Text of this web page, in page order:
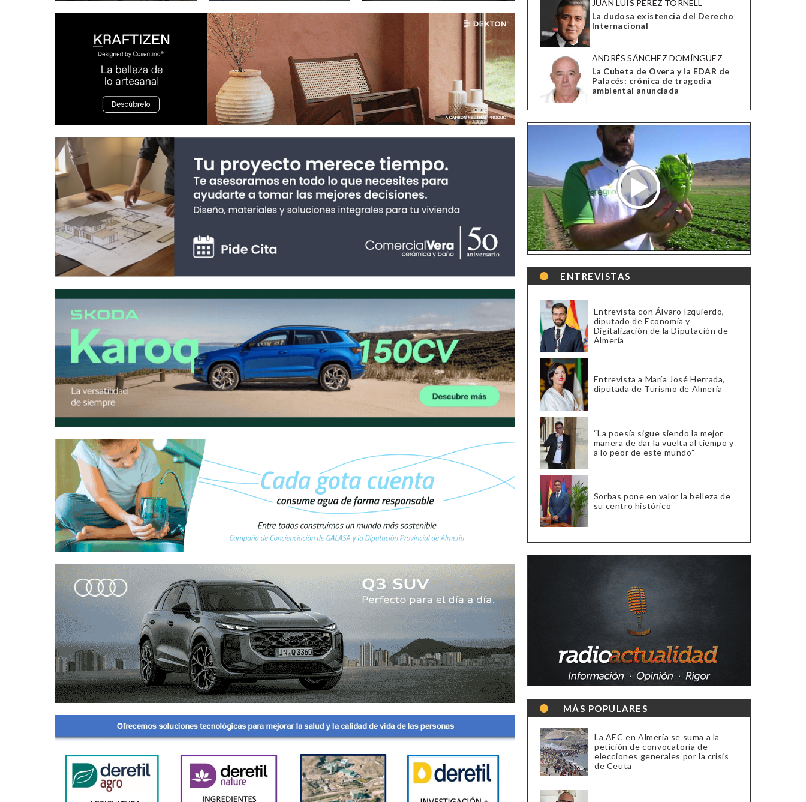
JUAN LUIS PÉREZ TORNELL
La dudosa existencia del Derecho
Internacional
ANDRÉS SÁNCHEZ DOMÍNGUEZ
La Cubeta de Overa y la EDAR de
Palacés: crónica de tragedia
ambiental anunciada
ENTREVISTAS
Entrevista con Álvaro Izquierdo,
diputado de Economía y
Digitalización de la Diputación de
Almería
Entrevista a María José Herrada,
diputada de Turismo de Almería
“La poesía sigue siendo la mejor
manera de dar la vuelta al tiempo y
a lo peor de este mundo”
Sorbas pone en valor la belleza de
su centro histórico
MÁS POPULARES
La AEC en Almería se suma a la
petición de convocatoria de
elecciones generales por la crisis
de Ceuta